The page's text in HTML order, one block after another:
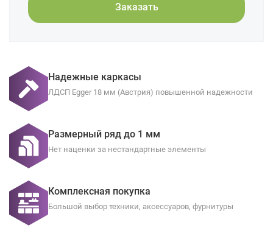
Заказать
Надежные каркасы
ЛДСП Egger 18 мм (Австрия) повышенной надежности
Размерный ряд до 1 мм
Нет наценки за нестандартные элементы
Комплексная покупка
Большой выбор техники, аксессуаров, фурнитуры